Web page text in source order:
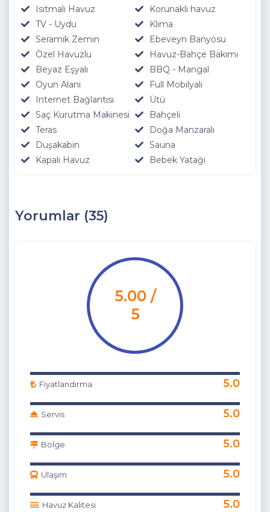
Isıtmalı Havuz
Korunaklı havuz
TV - Uydu
Klima
Seramik Zemin
Ebeveyn Banyosu
Özel Havuzlu
Havuz-Bahçe Bakımı
Beyaz Eşyalı
BBQ - Mangal
Oyun Alanı
Full Mobilyalı
Internet Bağlantısı
Ütü
Saç Kurutma Makinesi
Bahçeli
Teras
Doğa Manzaralı
Duşakabin
Sauna
Kapalı Havuz
Bebek Yatağı
Yorumlar (35)
5.00 /
5
Fiyatlandırma 5.0
Servis 5.0
Bölge 5.0
Ulaşım 5.0
Havuz Kalitesi 5.0